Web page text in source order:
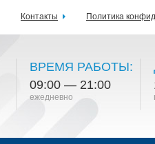
ВРЕМЯ РАБОТЫ:
09:00 — 21:00
ежедневно
Контакты Политика